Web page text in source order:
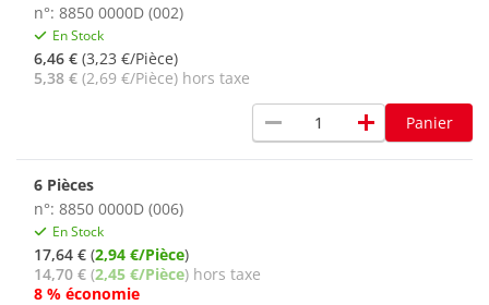
n°: 8850 0000D (002)
En Stock
6,46 € (3,23 €/Pièce)
5,38 € (2,69 €/Pièce) hors taxe
remove add Panier
6 Pièces
n°: 8850 0000D (006)
En Stock
17,64 € (2,94 €/Pièce)
14,70 € (2,45 €/Pièce) hors taxe
8 % économie